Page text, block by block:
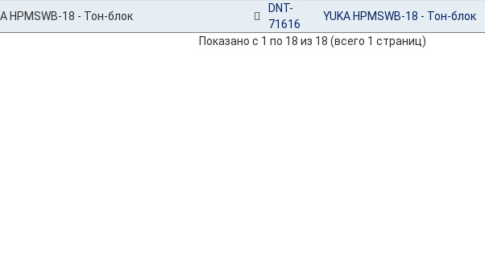
DNT-
71616
YUKA HPMSWB-18 - Тон-блок
Показано с 1 по 18 из 18 (всего 1 страниц)